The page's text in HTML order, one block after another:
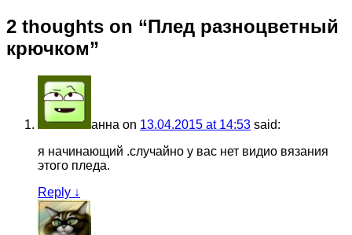
2 thoughts on “Плед разноцветный
крючком”
анна on 13.04.2015 at 14:53 said:
я начинающий .случайно у вас нет видио вязания
этого пледа.
Reply ↓